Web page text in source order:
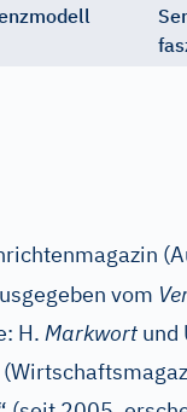
vom
H. Markwort und